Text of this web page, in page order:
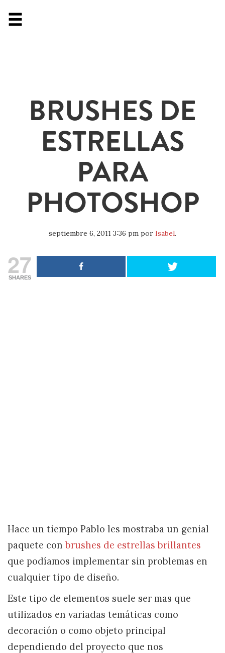
BRUSHES DE
ESTRELLAS
PARA
PHOTOSHOP
septiembre 6, 2011 3:36 pm por Isabel.
27
SHARES
Hace un tiempo Pablo les mostraba un genial
paquete conbrushes de estrellas brillantes
que podíamos implementar sin problemas en
cualquier tipo de diseño.
Este tipo de elementos suele ser mas que
utilizados en variadas temáticas como
decoración o como objeto principal
dependiendo del proyecto que nos